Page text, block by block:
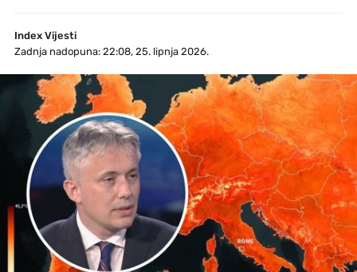
Index Vijesti
Zadnja nadopuna: 22:08, 25. lipnja 2026.